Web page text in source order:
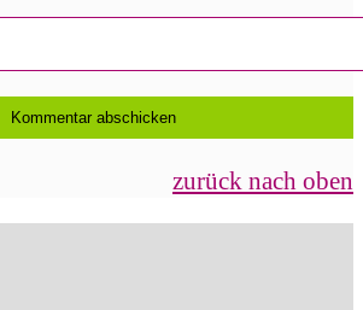
zurück nach oben